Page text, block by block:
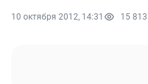
10 октября 2012, 14:31 15 813